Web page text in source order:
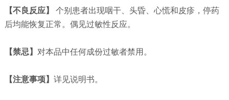
【不良反应】 个别患者出现咽干、头昏、心慌和皮疹，停药
后均能恢复正常。偶见过敏性反应。
【禁忌】 对本品中任何成份过敏者禁用。
【注意事项】 详见说明书。